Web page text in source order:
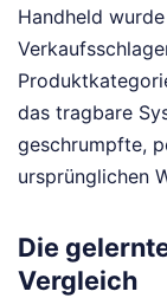
Handheld
das tragbare
geschrumpfte,
ursprünglichen
Die
Vergleich